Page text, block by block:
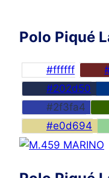
Polo Piqué
#ffffff
#202d50
#2f3fa4
#e0d694